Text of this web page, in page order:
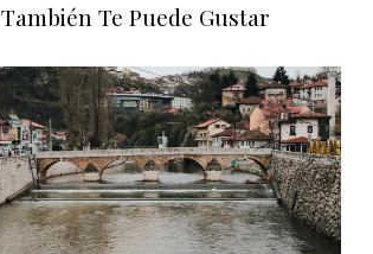
También Te Puede Gustar